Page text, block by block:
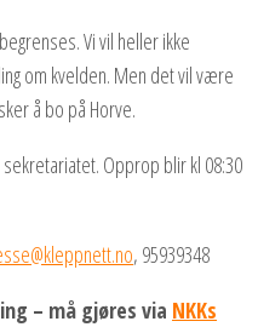
Vi vil heller ikke
om kvelden. Men det vil være
å bo på Horve.
Opprop blir kl 08:30
, 95939348
– må gjøres via NKKs